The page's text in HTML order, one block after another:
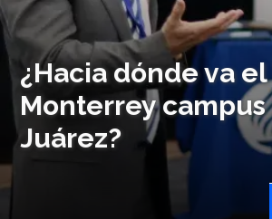
¿Hacia dónde va
Monterrey
Juárez?